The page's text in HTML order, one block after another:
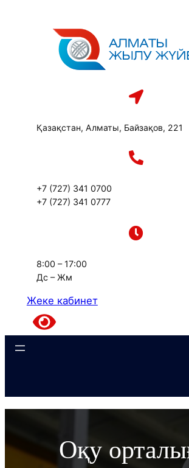
содержимому
Қазақстан, Алматы, Байзақов, 221
+7 (727) 341 0700
+7 (727) 341 0777
8:00 – 17:00
Дс – Жм
Жеке кабинет
Оқу